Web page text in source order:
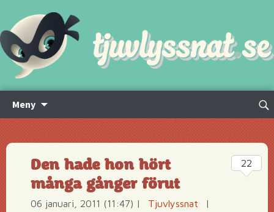
Meny
innehåll
Sök
Den hade hon hört
många gånger förut
06 januari, 2011 (11:47) | Tjuvlyssnat
|
22